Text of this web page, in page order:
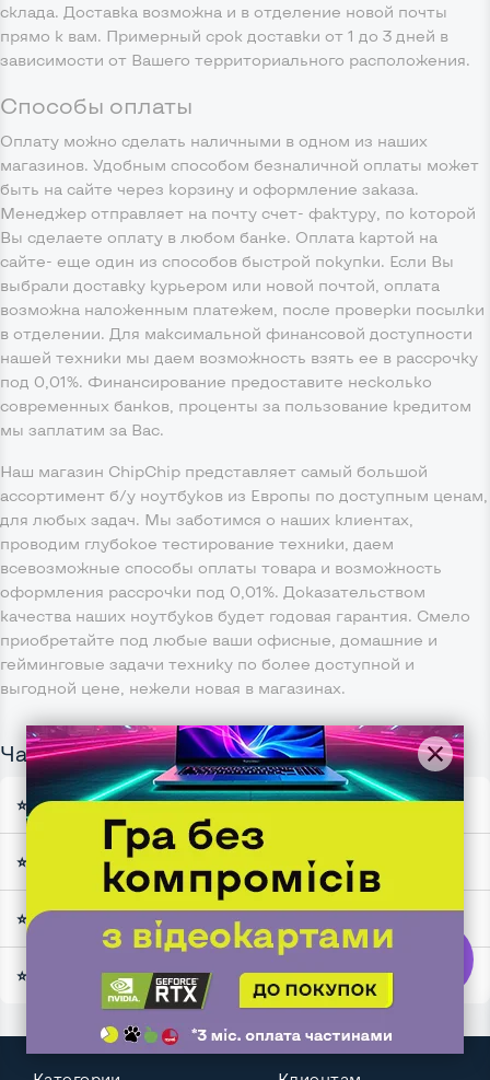
склада. Доставка возможна и в отделение новой почты
прямо к вам. Примерный срок доставки от 1 до 3 дней в
зависимости от Вашего территориального расположения.
Способы оплаты
Оплату можно сделать наличными в одном из наших
магазинов. Удобным способом безналичной оплаты может
быть на сайте через корзину и оформление заказа.
Менеджер отправляет на почту счет- фактуру, по которой
Вы сделаете оплату в любом банке. Оплата картой на
сайте- еще один из способов быстрой покупки. Если Вы
выбрали доставку курьером или новой почтой, оплата
возможна наложенным платежем, после проверки посылки
в отделении. Для максимальной финансовой доступности
нашей техники мы даем возможность взять ее в рассрочку
под 0,01%. Финансирование предоставите несколько
современных банков, проценты за пользование кредитом
мы заплатим за Вас.
Наш магазин ChipChip представляет самый большой
ассортимент б/у ноутбуков из Европы по доступным ценам,
для любых задач. Мы заботимся о наших клиентах,
проводим глубокое тестирование техники, даем
всевозможные способы оплаты товара и возможность
оформления рассрочки под 0,01%. Доказательством
качества наших ноутбуков будет годовая гарантия. Смело
приобретайте под любые ваши офисные, домашние и
гейминговые задачи технику по более доступной и
выгодной цене, нежели новая в магазинах.
Часто задаваемые вопросы
⭐ Есть ли смысл брать б/у ноутбук ради экономии
⭐ Стоит ли опасаться покупки б/у ноутбука
⭐ На что обратить внимание при покупке б/у ноутбука
⭐ Какой ноутбук выбрать в 2025 году?